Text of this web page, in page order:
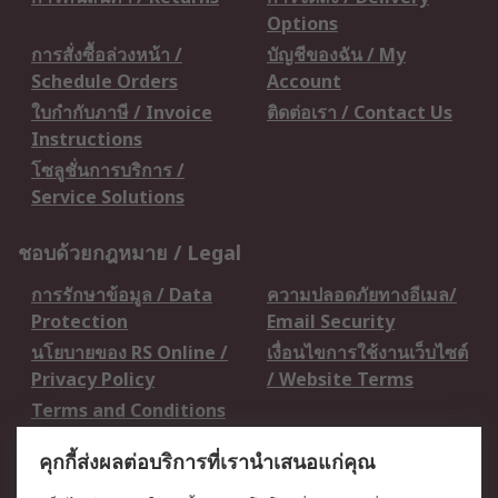
Options
การสั่งซื้อล่วงหน้า /
Schedule Orders
บัญชีของฉัน / My
Account
ใบกำกับภาษี / Invoice
Instructions
ติดต่อเรา / Contact Us
โซลูชั่นการบริการ /
Service Solutions
ชอบด้วยกฎหมาย / Legal
การรักษาข้อมูล / Data
Protection
ความปลอดภัยทางอีเมล/
Email Security
นโยบายของ RS Online /
Privacy Policy
เงื่อนไขการใช้งานเว็บไซต์
/ Website Terms
Terms and Conditions
เกี่ยวกับ RS / About RS
คุกกี้ส่งผลต่อบริการที่เรานำเสนอแก่คุณ